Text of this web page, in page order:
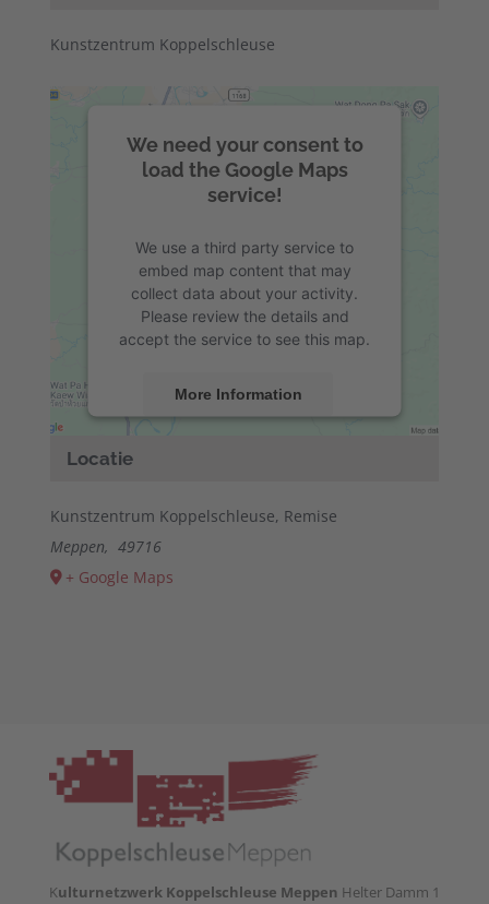
Kunstzentrum Koppelschleuse
Locatie
Kunstzentrum Koppelschleuse, Remise
Meppen, 49716
+ Google Maps
We need your consent to
load the Google Maps
service!
We use a third party service to
embed map content that may
collect data about your activity.
Please review the details and
accept the service to see this map.
More Information
Management Platform &eRecht24
Kulturnetzwerk Koppelschleuse Meppen Helter Damm 1